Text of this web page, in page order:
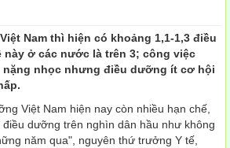
Nam thì hiện có khoảng 1,1-1,3 điều
ở các nước là trên 3; công việc
nặng nhọc nhưng điều dưỡng ít cơ hội
Việt Nam hiện nay còn nhiều hạn chế,
dưỡng trên nghìn dân hầu như không
năm qua", nguyên thứ trưởng Y tế,